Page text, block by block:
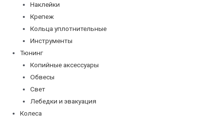
Наклейки
Крепеж
Кольца уплотнительные
Инструменты
Тюнинг
Копийные аксессуары
Обвесы
Свет
Лебедки и эвакуация
Колеса